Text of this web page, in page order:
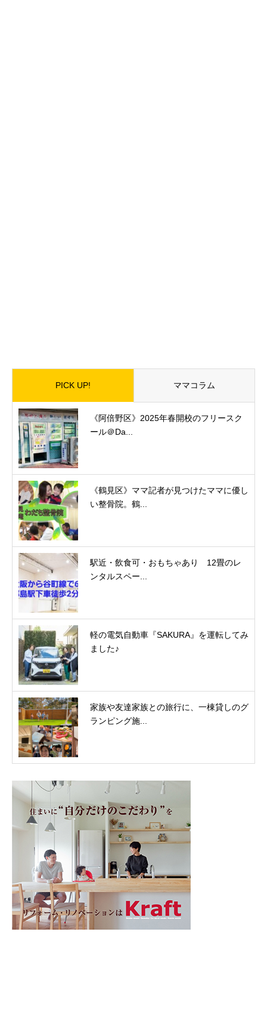
PICK UP! ママコラム
《阿倍野区》2025年春開校のフリースク
ール＠Da...
《鶴見区》ママ記者が見つけたママに優し
い整骨院。鶴...
駅近・飲食可・おもちゃあり 12畳のレ
ンタルスペー...
軽の電気自動車『SAKURA』を運転してみ
ました♪
家族や友達家族との旅行に、一棟貸しのグ
ランピング施...